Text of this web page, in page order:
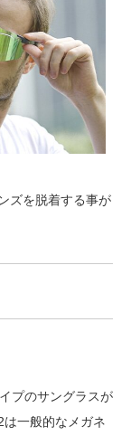
ズを脱着する事が
プのサングラスが
一般的なメガネ